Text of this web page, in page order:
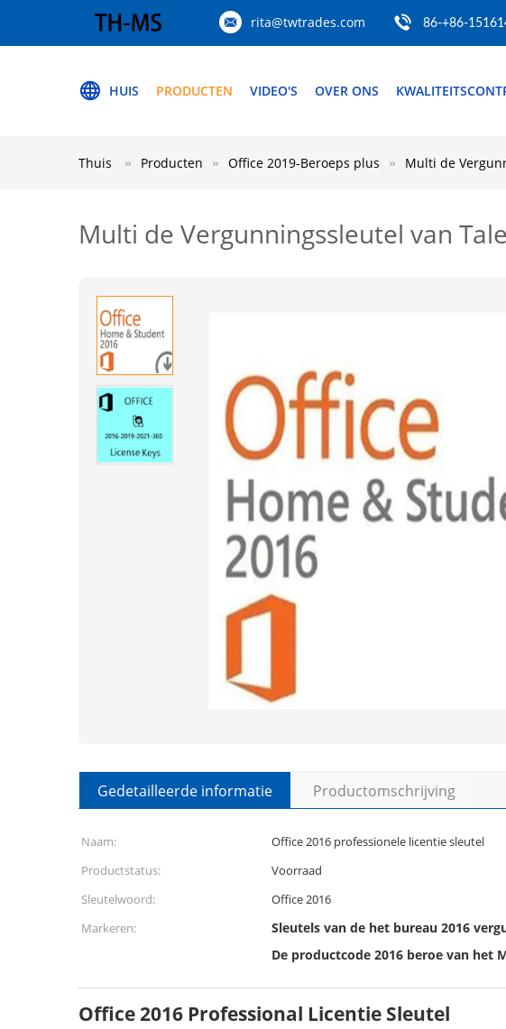
rita@twtrades.com 86-+86-
HUIS PRODUCTEN VIDEO'S OVER ONS
Thuis Producten Office 2019-Beroeps plus Multi de
Multi de Vergunningssleutel van
Gedetailleerde informatie Productomschrijving
Naam: Office 2016 professionele licentie sleutel
Productstatus:
Voorraad
Sleutelwoord:
Office 2016
Markeren:
Sleutels van de het bureau 2016
De productcode 2016 beroe van het
Office 2016 Professional Licentie Sleutel